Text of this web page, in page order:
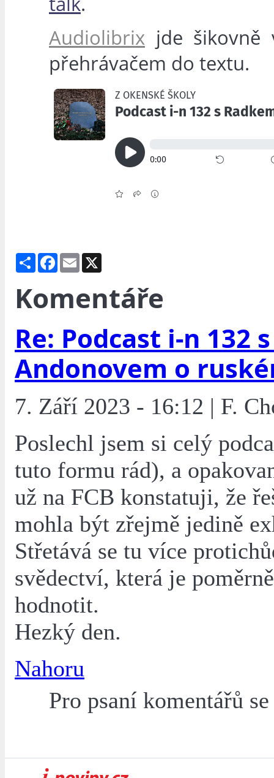
Audiolibrix jde
přehrávačem do textu.
Share Facebook
Email
Komentáře
Re: Podcast i-n 132
Andonovem o
7. Září 2023 - 16:12 | F.
Poslechl jsem si celý
tuto formu rád), a
už na FCB konstatuji, že
mohla být zřejmě jedině
Střetává se tu více
svědectví, která je
hodnotit.
Hezký den.
Nahoru
Pro psaní komentářů